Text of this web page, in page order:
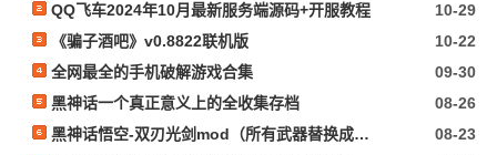
QQ飞车2024年10月最新服务端源码+开服教程
10-29
《骗子酒吧》v0.8822联机版
10-22
全网最全的手机破解游戏合集
09-30
黑神话一个真正意义上的全收集存档
08-26
黑神话悟空-双刃光剑mod（所有武器替换成光剑）
08-23